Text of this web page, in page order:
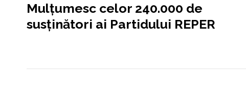
Mulțumesc celor 240.000 de
susținători ai Partidului REPER